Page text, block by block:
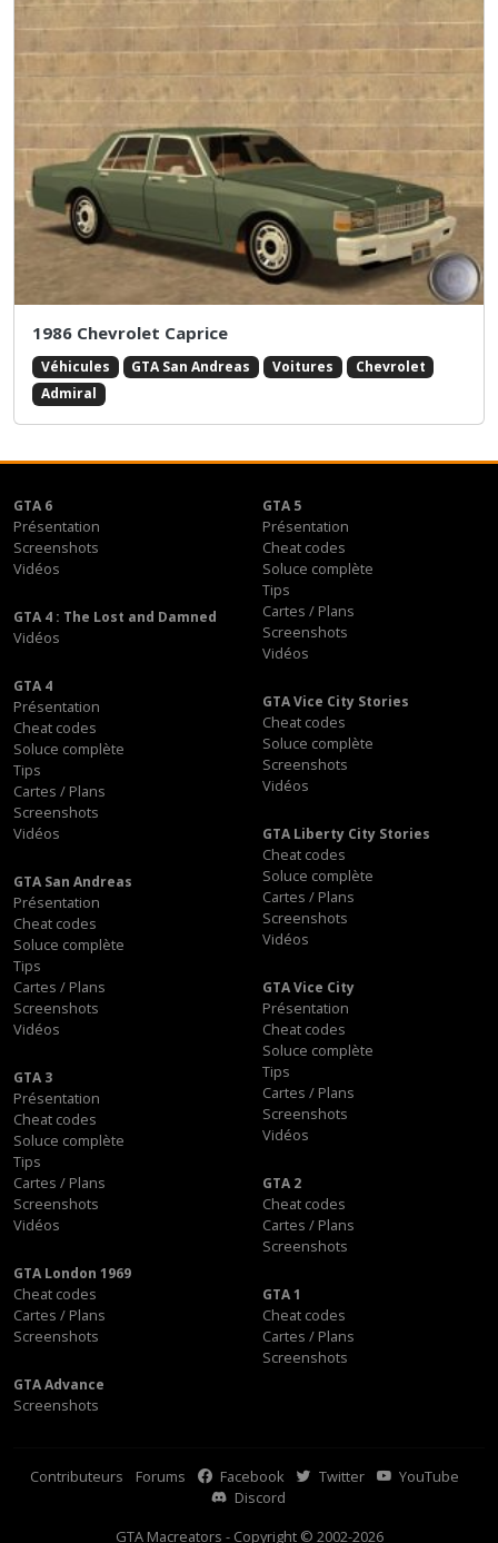
1986 Chevrolet Caprice
Véhicules GTA San Andreas Voitures
Chevrolet
Admiral
GTA 6
Présentation
Screenshots
Vidéos
GTA 5
Présentation
Cheat codes
Soluce complète
Tips
Cartes / Plans
Screenshots
Vidéos
GTA 4 : The Lost and Damned
Vidéos
GTA 4
Présentation
Cheat codes
Soluce complète
Tips
Cartes / Plans
Screenshots
Vidéos
GTA Vice City Stories
Cheat codes
Soluce complète
Screenshots
Vidéos
GTA Liberty City Stories
Cheat codes
Soluce complète
Cartes / Plans
Screenshots
Vidéos
GTA San Andreas
Présentation
Cheat codes
Soluce complète
Tips
Cartes / Plans
Screenshots
Vidéos
GTA Vice City
Présentation
Cheat codes
Soluce complète
Tips
Cartes / Plans
Screenshots
Vidéos
GTA 3
Présentation
Cheat codes
Soluce complète
Tips
Cartes / Plans
Screenshots
Vidéos
GTA 2
Cheat codes
Cartes / Plans
Screenshots
GTA London 1969
Cheat codes
Cartes / Plans
Screenshots
GTA 1
Cheat codes
Cartes / Plans
Screenshots
GTA Advance
Screenshots
Contributeurs Forums Facebook Twitter
YouTube
Discord
GTA Macreators - Copyright © 2002-2026